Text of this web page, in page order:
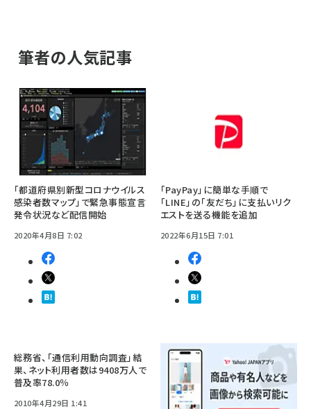
筆者の人気記事
「都道府県別新型コロナウイルス
感染者数マップ」で緊急事態宣言
発令状況など配信開始
2020年4月8日 7:02
「PayPay」に簡単な手順で
「LINE」の「友だち」に支払いリク
エストを送る機能を追加
2022年6月15日 7:01
総務省、「通信利用動向調査」結
果、ネット利用者数は9408万人で
普及率78.0％
2010年4月29日 1:41